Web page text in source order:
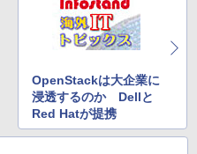
OpenStackは大企業に
浸透するのか Dellと
Red Hatが提携